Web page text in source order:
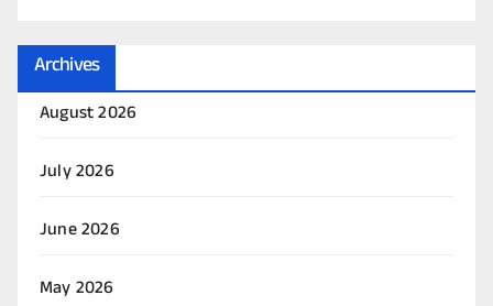
Archives
August 2026
July 2026
June 2026
May 2026